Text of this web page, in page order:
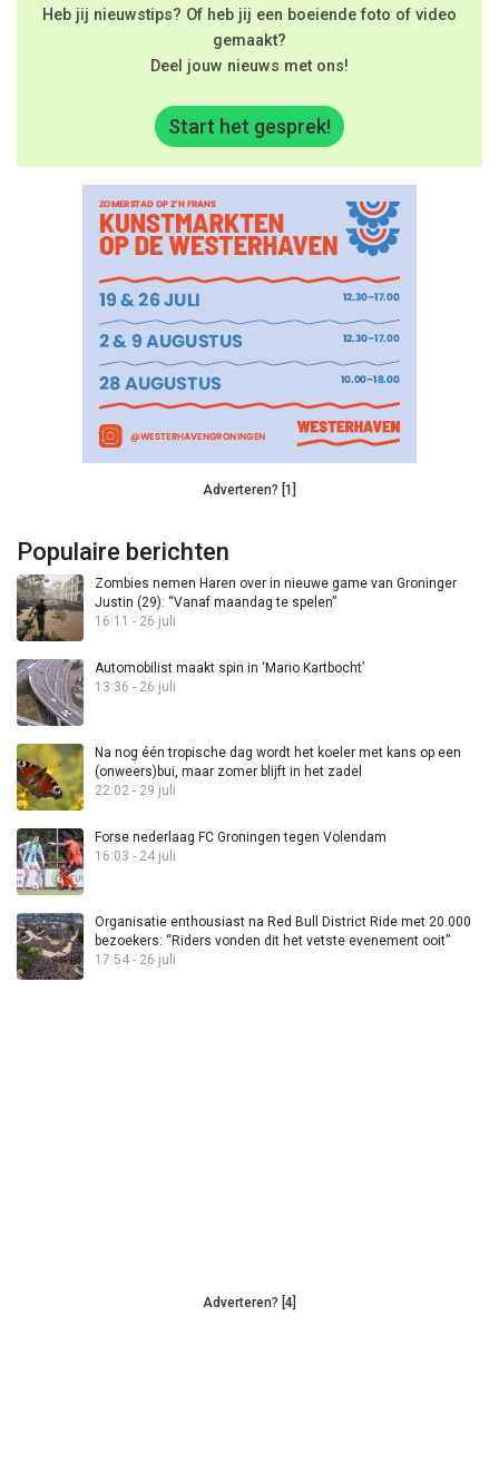
Heb jij nieuwstips? Of heb jij een boeiende foto of video
gemaakt?
Deel jouw nieuws met ons!
Start het gesprek!
Adverteren? [1]
Populaire berichten
Zombies nemen Haren over in nieuwe game van Groninger
Justin (29): “Vanaf maandag te spelen”
16:11 - 26 juli
Automobilist maakt spin in ‘Mario Kartbocht’
13:36 - 26 juli
Na nog één tropische dag wordt het koeler met kans op een
(onweers)bui, maar zomer blijft in het zadel
22:02 - 29 juli
Forse nederlaag FC Groningen tegen Volendam
16:03 - 24 juli
Organisatie enthousiast na Red Bull District Ride met 20.000
bezoekers: “Riders vonden dit het vetste evenement ooit”
17:54 - 26 juli
Adverteren? [4]